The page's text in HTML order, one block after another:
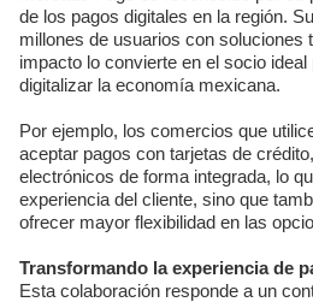
de los pagos digitales en la región.
millones de usuarios con soluciones
impacto lo convierte en el socio
digitalizar la economía mexicana.
Por ejemplo, los comercios que
aceptar pagos con tarjetas de
electrónicos de forma integrada, lo
experiencia del cliente, sino que
ofrecer mayor flexibilidad en las
Transformando la experiencia de
Esta colaboración responde a un